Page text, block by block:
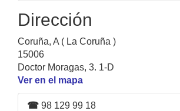
Dirección
Coruña, A ( La Coruña )
15006
Doctor Moragas, 3. 1-D
Ver en el mapa
☎ 98 129 99 18